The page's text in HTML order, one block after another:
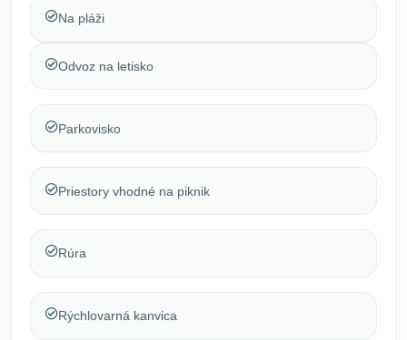
Na pláži
Odvoz na letisko
Parkovisko
Priestory vhodné na piknik
Rúra
Rýchlovarná kanvica